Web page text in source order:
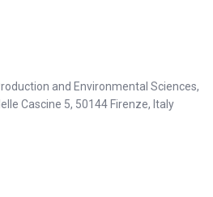
and Environmental Sciences,
Cascine 5, 50144 Firenze, Italy